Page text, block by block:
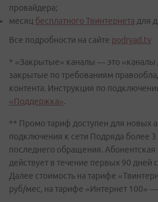
провайдера;
месяц бесплатного Твинтернета для
Все подробности на сайте podryad.tv
* «Закрытые» каналы — это «каналы
закрытые по требованиям
контента. Инструкция по
«Поддержка».
** Промо тариф доступен для новых
подключения к сети Подряда более
последнего обращения. Абонентская
действует в течение первых 90 дней
Далее стоимость на тарифе
руб/мес, на тарифе «Интернет 100»